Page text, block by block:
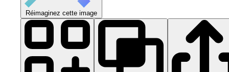
Réimaginez cette image